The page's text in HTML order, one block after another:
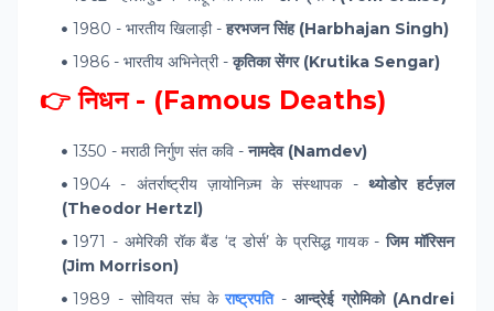
1980 - भारतीय खिलाड़ी -हरभजन सिंह (Harbhajan Singh)
1986 - भारतीय अभिनेत्री -कृतिका सेंगर (Krutika Sengar)
👉 निधन - (Famous Deaths)
1350 - मराठी निर्गुण संत कवि -नामदेव (Namdev)
1904 - अंतर्राष्ट्रीय ज़ायोनिज़्म के संस्थापक - थ्योडोर हर्टज़ल
(Theodor Hertzl)
1971 - अमेरिकी रॉक बैंड ‘द डोर्स’ के प्रसिद्ध गायक -जिम मॉरिसन
(Jim Morrison)
1989 - सोवियत संघ केराष्ट्रपति -आन्द्रेई ग्रोमिको (Andrei